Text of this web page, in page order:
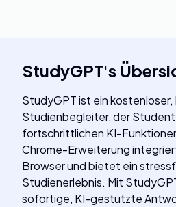
StudyGPT's
StudyGPT ist ein
Studienbegleiter, der
fortschrittlichen KI-
Chrome-Erweiterung
Browser und bietet ein
Studienerlebnis. Mit
sofortige, KI-gestützte